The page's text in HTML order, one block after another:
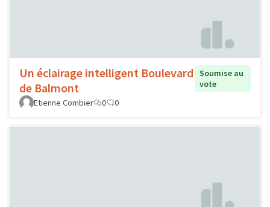
Un éclairage intelligent Boulevard
de Balmont
Soumise au
vote
Etienne Combier
0 0